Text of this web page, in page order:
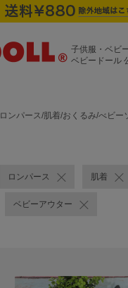
子供服・ベビ
ベビードール
ロンパース/肌着/おくるみ/べビ
ロンパース 肌着
ベビーアウター